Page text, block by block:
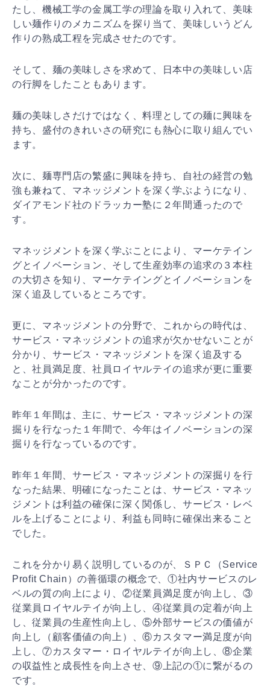
たし、機械工学の金属工学の理論を取り入れて、美味
しい麺作りの メカニズムを探り当て、美味しいうどん
作りの熟成工程を完成させたのです。
そして、麺の美味しさを求めて、日本中の美味しい店
の行脚をしたこともあります。
麺の美味しさだけではなく、料理としての麺に興味を
持ち
、盛付のきれいさの研究にも熱心に取り組んでい
ます。
次に、麺専門店の繁盛に興味を持ち、自社の経営の勉
強も兼ねて、マネッジメントを深く学ぶようになり、
ダイアモ ンド社のドラッカー塾に２年間通ったので
す。
マネッジメントを深く学ぶことにより、マーケテイン
グと イノベーション、そして生産効率の追求の３本柱
の大切さ を知り、マーケテイングとイノベーションを
深く追及して いるところです。
更に、マネッジメントの分野で、これからの時代は、
サー ビス・マネッジメントの追求が欠かせないことが
分かり、 サービス・マネッジメントを深く追及する
と、社員満足度 、社員ロイヤルテイの追求が更に重要
なことが分かったのです。
昨年１年間は、主に、サービス・マネッジメントの深
掘り を行なった１年間で、今年はイノベーションの深
掘りを行なっているのです。
昨年１年間、サービス・マネッジメントの深掘りを行
なった結果、明確になったことは、サービス・マネッ
ジメント は利益の確保に深く関係し、サービス・レベ
ルを上げるこ とにより、利益も同時に確保出来ること
でした。
これを分かり易く説明しているのが、ＳＰＣ（Service
Profit Chain）の善循環の概念で、①社内サービスのレ
ベルの質の向上により、②従業員満足度が向上し、③
従業員ロ イヤルテイが向上し、④従業員の定着が向上
し、従業員の生産性向上し、⑤外部サービスの価値が
向上し（顧客価値の向上）、⑥カスタマー満足度が向
上し、⑦カスタマー・ ロイヤルテイが向上し、⑧企業
の収益性と成長性を向上さ せ、⑨上記の①に繋がるの
です。